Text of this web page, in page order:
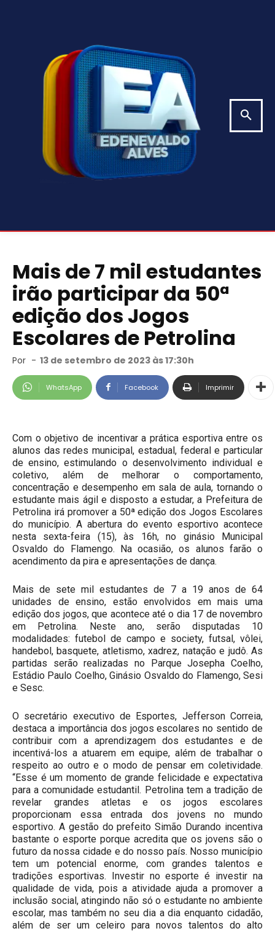
Mais de 7 mil estudantes
irão participar da 50ª
edição dos Jogos
Escolares de Petrolina
Por - 13 de setembro de 2023 às 17:30h
WhatsApp Facebook Imprimir
Com o objetivo de incentivar a prática esportiva entre os
alunos das redes municipal, estadual, federal e particular
de ensino, estimulando o desenvolvimento individual e
coletivo, além de melhorar o comportamento,
concentração e desempenho em sala de aula, tornando o
estudante mais ágil e disposto a estudar, a Prefeitura de
Petrolina irá promover a 50ª edição dos Jogos Escolares
do município. A abertura do evento esportivo acontece
nesta sexta-feira (15), às 16h, no ginásio Municipal
Osvaldo do Flamengo. Na ocasião, os alunos farão o
acendimento da pira e apresentações de dança.
Mais de sete mil estudantes de 7 a 19 anos de 64
unidades de ensino, estão envolvidos em mais uma
edição dos jogos, que acontece até o dia 17 de novembro
em Petrolina. Neste ano, serão disputadas 10
modalidades: futebol de campo e society, futsal, vôlei,
handebol, basquete, atletismo, xadrez, natação e judô. As
partidas serão realizadas no Parque Josepha Coelho,
Estádio Paulo Coelho, Ginásio Osvaldo do Flamengo, Sesi
e Sesc.
O secretário executivo de Esportes, Jefferson Correia,
destaca a importância dos jogos escolares no sentido de
contribuir com a aprendizagem dos estudantes e de
incentivá-los a atuarem em equipe, além de trabalhar o
respeito ao outro e o modo de pensar em coletividade.
“Esse é um momento de grande felicidade e expectativa
para a comunidade estudantil. Petrolina tem a tradição de
revelar grandes atletas e os jogos escolares
proporcionam essa entrada dos jovens no mundo
esportivo. A gestão do prefeito Simão Durando incentiva
bastante o esporte porque acredita que os jovens são o
futuro da nossa cidade e do nosso país. Nosso município
tem um potencial enorme, com grandes talentos e
tradições esportivas. Investir no esporte é investir na
qualidade de vida, pois a atividade ajuda a promover a
inclusão social, atingindo não só o estudante no ambiente
escolar, mas também no seu dia a dia enquanto cidadão,
além de ser um celeiro para novos talentos do alto